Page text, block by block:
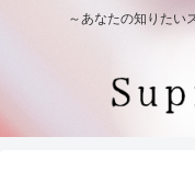
～あなたの知りたい